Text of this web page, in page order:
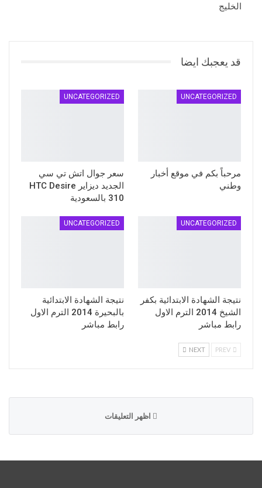
الخليج
قد يعجبك ايضا
UNCATEGORIZED
مرحباً بكم في موقع أخبار
وطني
UNCATEGORIZED
سعر جوال اتش تي سي
الجديد ديزاير HTC Desire
310 بالسعودية
UNCATEGORIZED
نتيجة الشهادة الابتدائية بكفر
الشيخ 2014 الترم الاول
رابط مباشر
UNCATEGORIZED
نتيجة الشهادة الابتدائية
بالبحيرة 2014 الترم الاول
رابط مباشر
NEXT
اظهر التعليقات